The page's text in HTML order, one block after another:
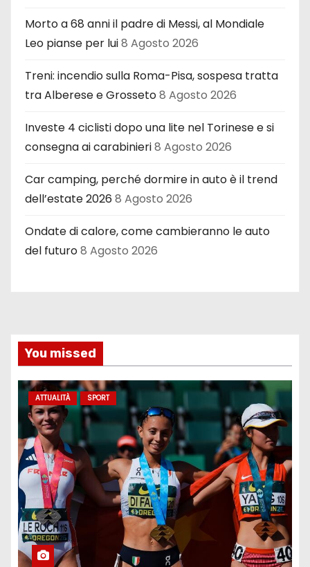
Morto a 68 anni il padre di Messi, al Mondiale
Leo pianse per lui8 Agosto 2026
Treni: incendio sulla Roma-Pisa, sospesa tratta
tra Alberese e Grosseto8 Agosto 2026
Investe 4 ciclisti dopo una lite nel Torinese e si
consegna ai carabinieri8 Agosto 2026
Car camping, perché dormire in auto è il trend
dell’estate 2026 8 Agosto 2026
Ondate di calore, come cambieranno le auto
del futuro8 Agosto 2026
You missed
ATTUALITÀ SPORT